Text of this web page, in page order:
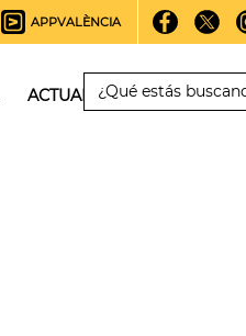
APPVALÈNCIA
ACTUALIDAD